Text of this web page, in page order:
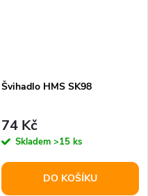
Švihadlo HMS SK98
74 Kč
Skladem >15 ks
DO KOŠÍKU